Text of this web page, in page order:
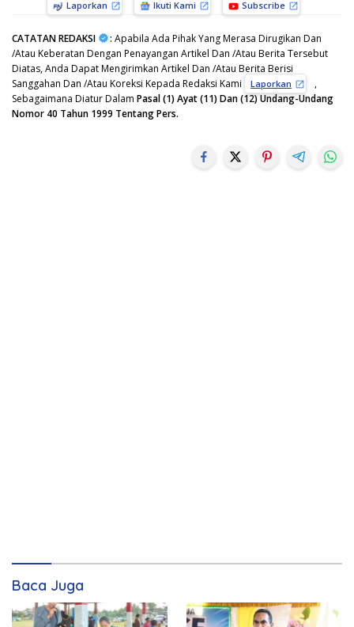
Laporkan Ikuti Kami Subscribe
CATATAN REDAKSI : Apabila Ada Pihak Yang Merasa Dirugikan Dan
/Atau Keberatan Dengan Penayangan Artikel Dan /Atau Berita Tersebut
Diatas, Anda Dapat Mengirimkan Artikel Dan /Atau Berita Berisi
Sanggahan Dan /Atau Koreksi Kepada Redaksi Kami
Laporkan
,
Sebagaimana Diatur Dalam Pasal (1) Ayat (11) Dan (12) Undang-Undang
Nomor 40 Tahun 1999 Tentang Pers.
Baca Juga